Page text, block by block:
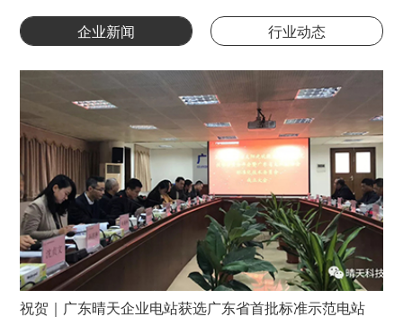
企业新闻 行业动态
祝贺｜广东晴天企业电站获选广东省首批标准示范电站